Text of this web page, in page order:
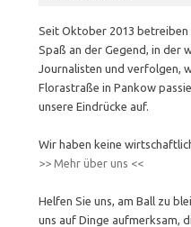
Seit Oktober 2013 betreiben
Spaß an der Gegend, in der
Journalisten und verfolgen,
Florastraße in Pankow
unsere Eindrücke auf.
Wir haben keine
>> Mehr über uns <<
Helfen Sie uns, am Ball zu
uns auf Dinge aufmerksam,